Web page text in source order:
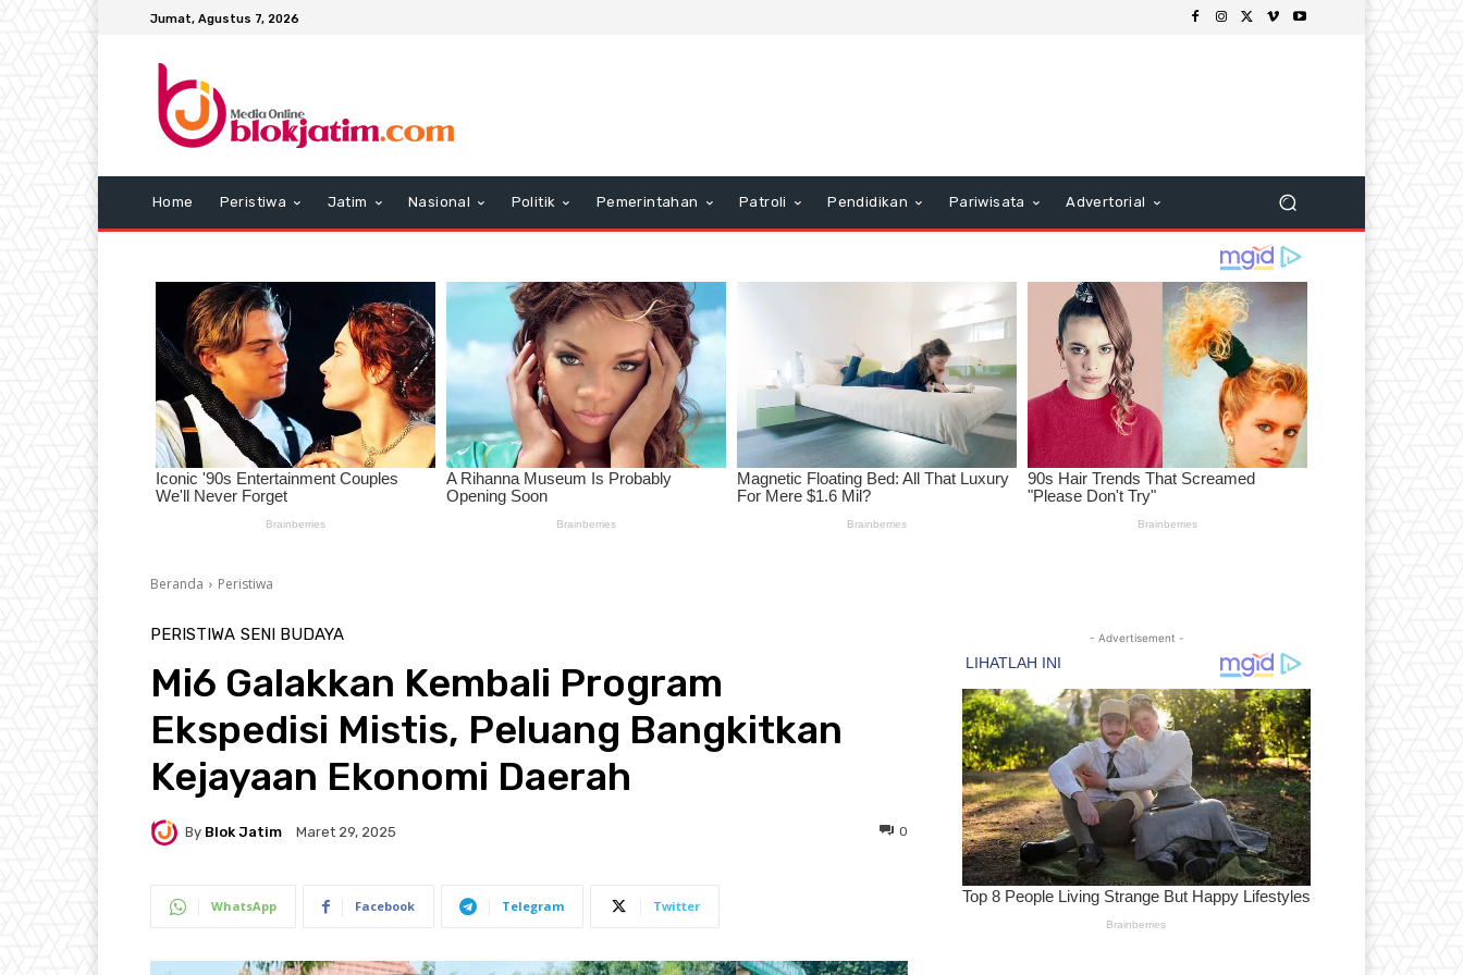
Jumat, Agustus 7, 2026
Home Peristiwa Jatim Nasional Politik Pemerintahan Patroli Pendidikan Pariwisata Advertorial
Beranda Peristiwa
PERISTIWA SENI BUDAYA
Mi6 Galakkan Kembali Program
Ekspedisi Mistis, Peluang Bangkitkan
Kejayaan Ekonomi Daerah
By Blok Jatim Maret 29, 2025 0
WhatsApp Facebook Telegram Twitter
- Advertisement -